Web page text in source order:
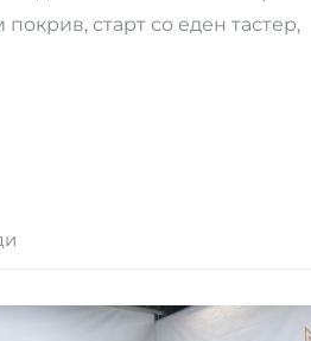
старт со еден тастер,